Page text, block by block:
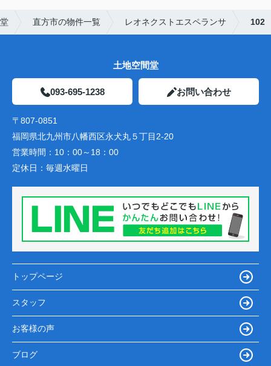
直方市の物件一覧 レオネクストエスペランサ 102
土地空間堂
093-695-1238 お問い合わせ
〒807-0851
福岡県北九州市八幡西区永犬丸５丁目2-20
営業時間： 10：00～18：00
定休日： 毎週水曜日
トップページ
スタッフ
お客様の声
ブログ